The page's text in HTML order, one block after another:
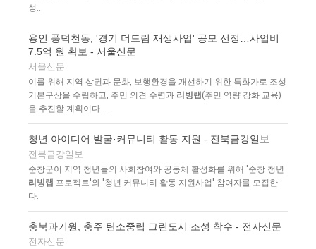
성…
용인 풍덕천동, '경기 더드림 재생사업' 공모 선정…사업비
7.5억 원 확보 - 서울신문
서울신문
이를 위해 지역 상권과 문화, 보행환경을 개선하기 위한 특화가로 조성
기본구상을 수립하고, 주민 의견 수렴과 리빙랩(주민 역량 강화 교육)
을 추진할 계획이다 ...
청년 아이디어 발굴·커뮤니티 활동 지원 - 전북금강일보
전북금강일보
순창군이 지역 청년들의 사회참여와 공동체 활성화를 위해 '순창 청년
리빙랩 프로젝트'와 '청년 커뮤니티 활동 지원사업' 참여자를 모집한
다.
충북과기원, 충주 탄소중립 그린도시 조성 착수 - 전자신문
전자신문